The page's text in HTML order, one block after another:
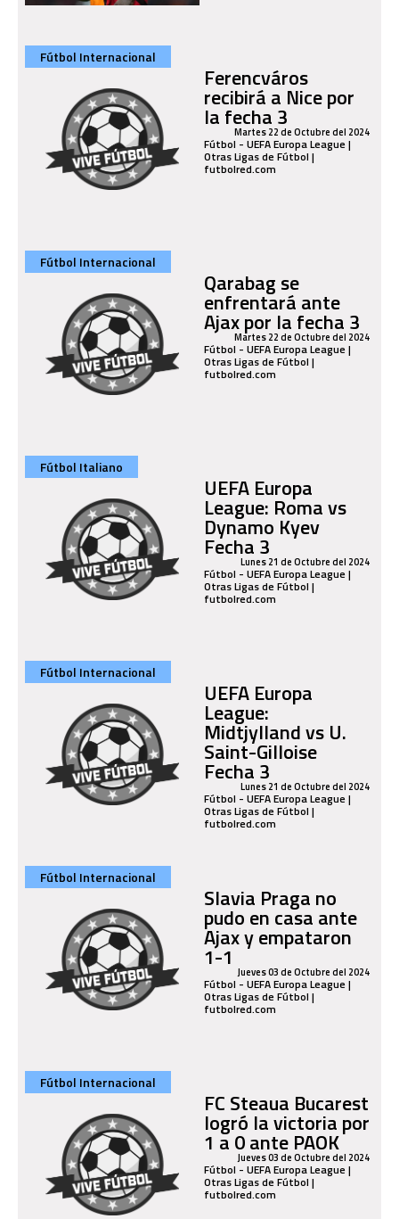
Fútbol Internacional
Ferencváros
recibirá a Nice por
la fecha 3
Martes 22 de Octubre del 2024
Fútbol - UEFA Europa League |
Otras Ligas de Fútbol |
futbolred.com
Fútbol Internacional
Qarabag se
enfrentará ante
Ajax por la fecha 3
Martes 22 de Octubre del 2024
Fútbol - UEFA Europa League |
Otras Ligas de Fútbol |
futbolred.com
Fútbol Italiano
UEFA Europa
League: Roma vs
Dynamo Kyev
Fecha 3Lunes 21 de Octubre del 2024
Fútbol - UEFA Europa League |
Otras Ligas de Fútbol |
futbolred.com
Fútbol Internacional
UEFA Europa
League:
Midtjylland vs U.
Saint-Gilloise
Fecha 3Lunes 21 de Octubre del 2024
Fútbol - UEFA Europa League |
Otras Ligas de Fútbol |
futbolred.com
Fútbol Internacional
Slavia Praga no
pudo en casa ante
Ajax y empataron
1-1 Jueves 03 de Octubre del 2024
Fútbol - UEFA Europa League |
Otras Ligas de Fútbol |
futbolred.com
Fútbol Internacional
FC Steaua Bucarest
logró la victoria por
1 a 0 ante PAOK
Jueves 03 de Octubre del 2024
Fútbol - UEFA Europa League |
Otras Ligas de Fútbol |
futbolred.com